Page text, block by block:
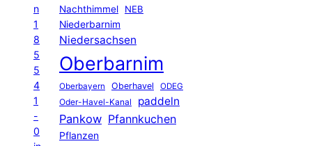
n
1
8
5
5
4
1
-
0
Nachthimmel
NEB
Niederbarnim
Niedersachsen
Oberbarnim
Oberbayern Oberhavel ODEG
Oder-Havel-Kanal paddeln
Pankow Pfannkuchen
Pflanzen